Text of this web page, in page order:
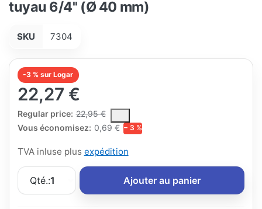
tuyau 6/4'' (Ø 40 mm)
SKU 7304
-3 % sur Logar
22,27 €
Regular price: 22,95 €
The Regular Price is the median selling price paid by
Vous économisez: 0,69 € − 3 %
TVA inluse plus expédition
Qté.:1 Ajouter au panier